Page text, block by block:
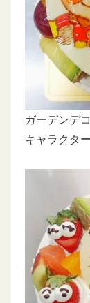
ガーデンデ
キャラクタ